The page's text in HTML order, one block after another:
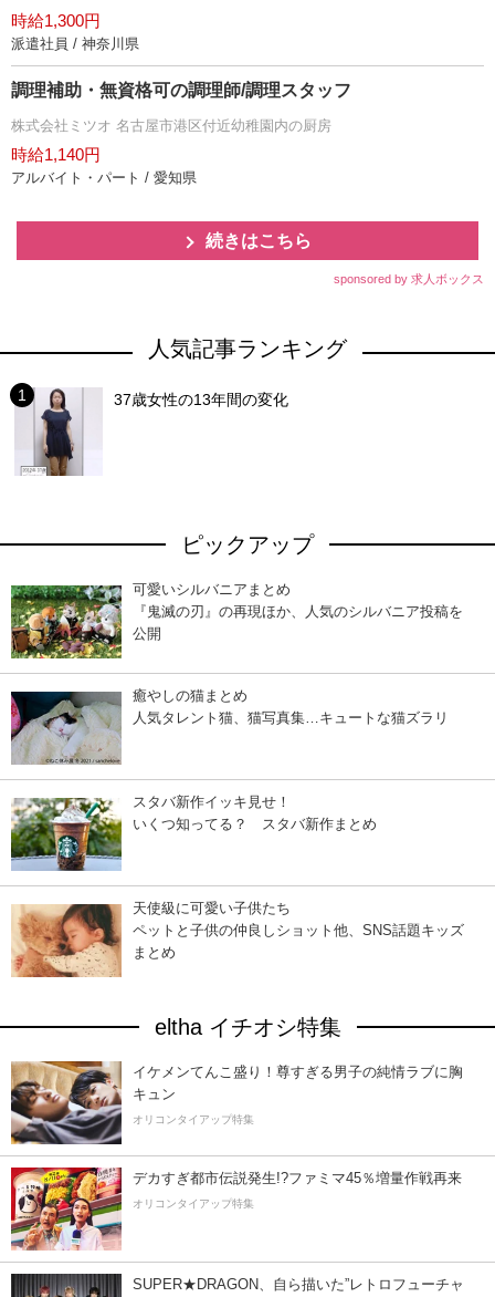
時給1,300円
派遣社員 / 神奈川県
調理補助・無資格可の調理師/調理スタッフ
株式会社ミツオ 名古屋市港区付近幼稚園内の厨房
時給1,140円
アルバイト・パート / 愛知県
続きはこちら
sponsored by 求人ボックス
人気記事ランキング
37歳女性の13年間の変化
ピックアップ
可愛いシルバニアまとめ
『鬼滅の刃』の再現ほか、人気のシルバニア投稿を
公開
癒やしの猫まとめ
人気タレント猫、猫写真集…キュートな猫ズラリ
スタバ新作イッキ見せ！
いくつ知ってる？ スタバ新作まとめ
天使級に可愛い子供たち
ペットと子供の仲良しショット他、SNS話題キッズ
まとめ
eltha イチオシ特集
イケメンてんこ盛り！尊すぎる男子の純情ラブに胸
キュン
オリコンタイアップ特集
デカすぎ都市伝説発生!?ファミマ45％増量作戦再来
オリコンタイアップ特集
SUPER★DRAGON、自ら描いた”レトロフューチャ